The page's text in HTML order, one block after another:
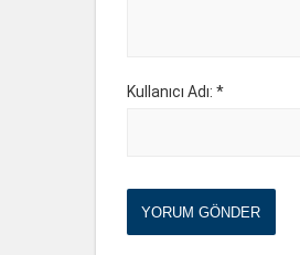
Kullanıcı Adı: *
YORUM GÖNDER